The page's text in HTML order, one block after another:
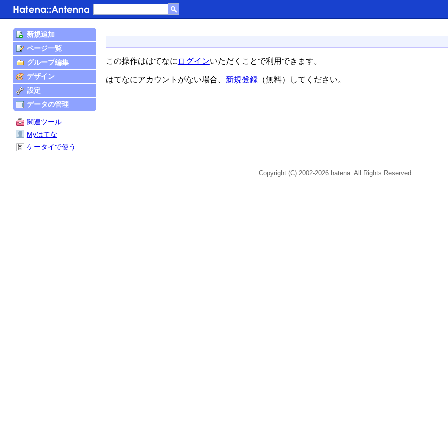
この操作ははてなに ログインいただくことで利用できます。
はてなにアカウントがない場合、 新規登録（無料）してください。
新規追加
ページ一覧
グループ編集
デザイン
設定
データの管理
関連ツール
Myはてな
ケータイで使う
Copyright (C) 2002-2026 hatena. All Rights Reserved.